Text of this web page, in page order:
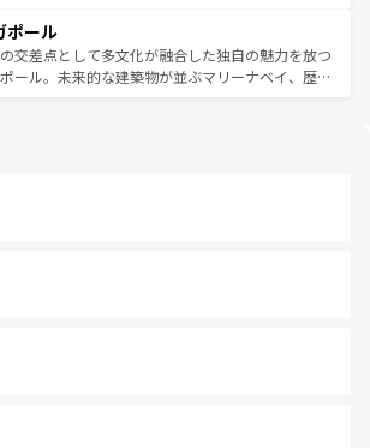
ほしい。
気候は一年中温暖で、どの季節にも異なる楽しみ
いる。親しみやすいタイの人々、仏教を中心とし
そして多様な観光資源が、訪れる旅人を魅了し続
を訪れても感動するはず。観光スポットが密集し
効率よく見どころを回れるのも魅力。息をのむよ
から文化的な体験まで、香港を存分に楽しみ尽く
ポール
交差点として多文化が融合した独自の魅力を放つ
ール。未来的な建築物が並ぶマリーナベイ、歴史
カーズは地元の風情を楽しめる外せないスポット